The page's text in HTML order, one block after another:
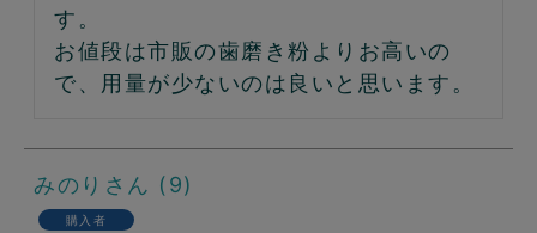
す。
お値段は市販の歯磨き粉よりお高いの
で、用量が少ないのは良いと思います。
みのり 9
購入者